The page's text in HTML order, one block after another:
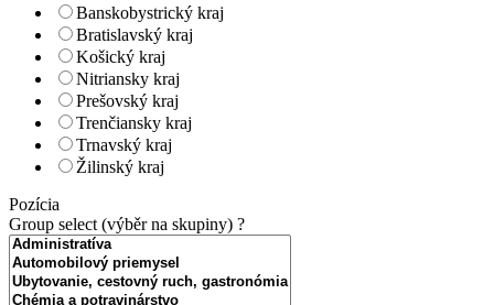
Banskobystrický kraj
Bratislavský kraj
Košický kraj
Nitriansky kraj
Prešovský kraj
Trenčiansky kraj
Trnavský kraj
Žilinský kraj
Pozícia
Group select (výběr na skupiny) ?